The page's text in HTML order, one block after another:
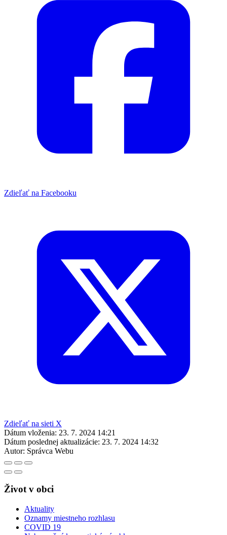
Zdieľať na Facebooku
Zdieľať na sieti X
Dátum vloženia: 23. 7. 2024 14:21
Dátum poslednej aktualizácie: 23. 7. 2024 14:32
Autor: Správca Webu
Život v obci
Aktuality
Oznamy miestneho rozhlasu
COVID 19